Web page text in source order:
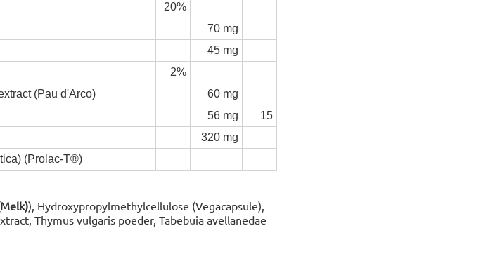
20%
70 mg
45 mg
2%
(Pau d'Arco)
60 mg
56 mg
15
320 mg
(Prolac-T®)
), Hydroxypropylmethylcellulose (Vegacapsule),
Thymus vulgaris poeder, Tabebuia avellanedae